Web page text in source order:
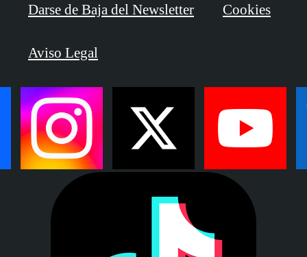
Darse de Baja del Newsletter Cookies
Aviso Legal